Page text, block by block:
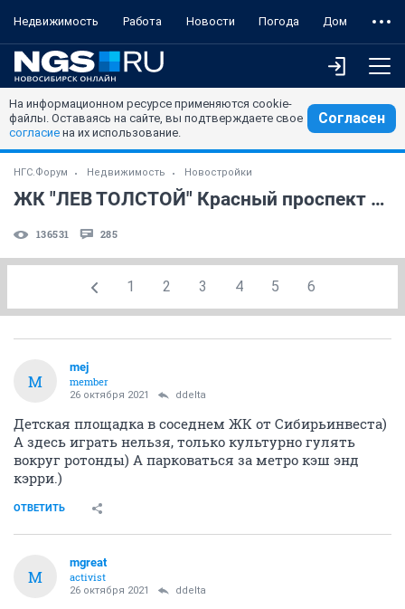
Недвижимость Работа Новости Погода Дом
На информационном ресурсе применяются cookie-
файлы. Оставаясь на сайте, вы подтверждаете свое
согласие на их использование.
Согласен
НГС.Форум Недвижимость Новостройки
ЖК "ЛЕВ ТОЛСТОЙ" Красный проспект 220, к7
136531 285
1 2 3 4 5 6
M
mej
member
26 октября 2021 ddelta
Детская площадка в соседнем ЖК от Сибирьинвеста)
А здесь играть нельзя, только культурно гулять
вокруг ротонды) А парковаться за метро кэш энд
кэрри.)
ОТВЕТИТЬ
M
mgreat
activist
26 октября 2021 ddelta